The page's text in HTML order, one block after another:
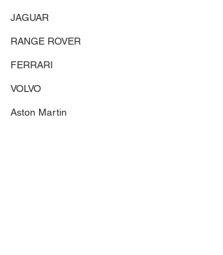
JAGUAR
RANGE ROVER
FERRARI
VOLVO
Aston Martin